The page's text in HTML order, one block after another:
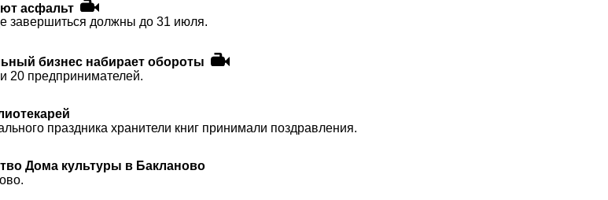
асфальт
завершиться должны до 31 июля.
бизнес набирает обороты
20 предпринимателей.
праздника хранители книг принимали поздравления.
Дома культуры в Бакланово